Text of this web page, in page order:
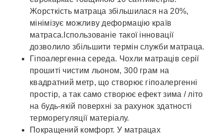
Жорсткість матраца збільшилася на 20%,
мінімізує можливу деформацію країв
матраса.Іспользованіе такої інновації
дозволило збільшити термін служби матраца.
Гіпоалергенна середа. Чохли матраців серії
прошиті чистим льоном, 300 грам на
квадратний метр, що створює гіпоалергенні
простір, а так само створює ефект зима / літо
на будь-якій поверхні за рахунок здатності
терморегуляції матеріалу.
Покращений комфорт. У матрацах